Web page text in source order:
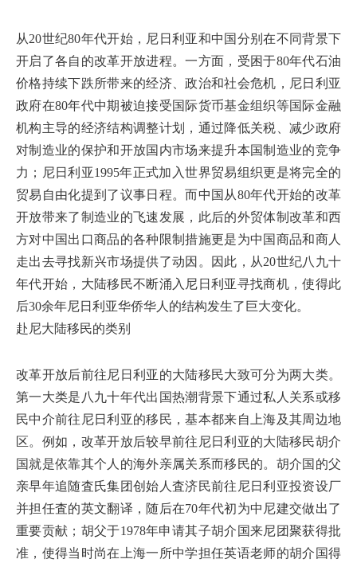
从20世纪80年代开始，尼日利亚和中国分别在不同背景下
开启了各自的改革开放进程。一方面，受困于80年代石油
价格持续下跌所带来的经济、政治和社会危机，尼日利亚
政府在80年代中期被迫接受国际货币基金组织等国际金融
机构主导的经济结构调整计划，通过降低关税、减少政府
对制造业的保护和开放国内市场来提升本国制造业的竞争
力；尼日利亚1995年正式加入世界贸易组织更是将完全的
贸易自由化提到了议事日程。而中国从80年代开始的改革
开放带来了制造业的飞速发展，此后的外贸体制改革和西
方对中国出口商品的各种限制措施更是为中国商品和商人
走出去寻找新兴市场提供了动因。因此，从20世纪八九十
年代开始，大陆移民不断涌入尼日利亚寻找商机，使得此
后30余年尼日利亚华侨华人的结构发生了巨大变化。
赴尼大陆移民的类别
改革开放后前往尼日利亚的大陆移民大致可分为两大类。
第一大类是八九十年代出国热潮背景下通过私人关系或移
民中介前往尼日利亚的移民，基本都来自上海及其周边地
区。例如，改革开放后较早前往尼日利亚的大陆移民胡介
国就是依靠其个人的海外亲属关系而移民的。胡介国的父
亲早年追随査氏集团创始人査济民前往尼日利亚投资设厂
并担任査的英文翻译，随后在70年代初为中尼建交做出了
重要贡献；胡父于1978年申请其子胡介国来尼团聚获得批
准，使得当时尚在上海一所中学担任英语老师的胡介国得